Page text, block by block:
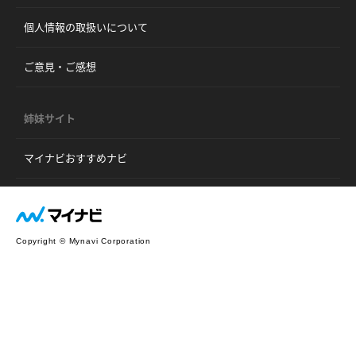
個人情報の取扱いについて
ご意見・ご感想
姉妹サイト
マイナビおすすめナビ
Copyright © Mynavi Corporation